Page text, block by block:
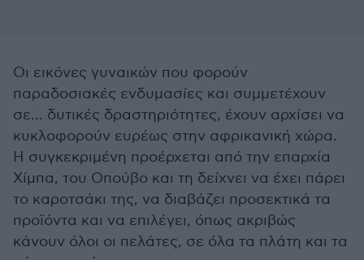
Οι εικόνες γυναικών που φορούν
παραδοσιακές ενδυμασίες και συμμετέχουν
σε... δυτικές δραστηριότητες, έχουν αρχίσει να
κυκλοφορούν ευρέως στην αφρικανική χώρα.
Η συγκεκριμένη προέρχεται από την επαρχία
Χίμπα, του Οπούβο και τη δείχνει να έχει πάρει
το καροτσάκι της, να διαβάζει προσεκτικά τα
προϊόντα και να επιλέγει, όπως ακριβώς
κάνουν όλοι οι πελάτες, σε όλα τα πλάτη και τα